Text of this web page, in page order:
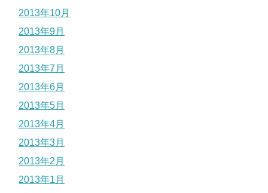
2013年10月
2013年9月
2013年8月
2013年7月
2013年6月
2013年5月
2013年4月
2013年3月
2013年2月
2013年1月